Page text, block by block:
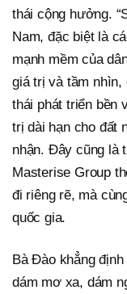
thái cộng hưởng.
Nam, đặc biệt là
mạnh mềm của
giá trị và tầm nhìn,
thái phát triển bền
trị dài hạn cho đất
nhận. Đây cũng là
Masterise Group
đi riêng rẽ, mà
quốc gia.
Bà Đào khẳng
dám mơ xa, dám